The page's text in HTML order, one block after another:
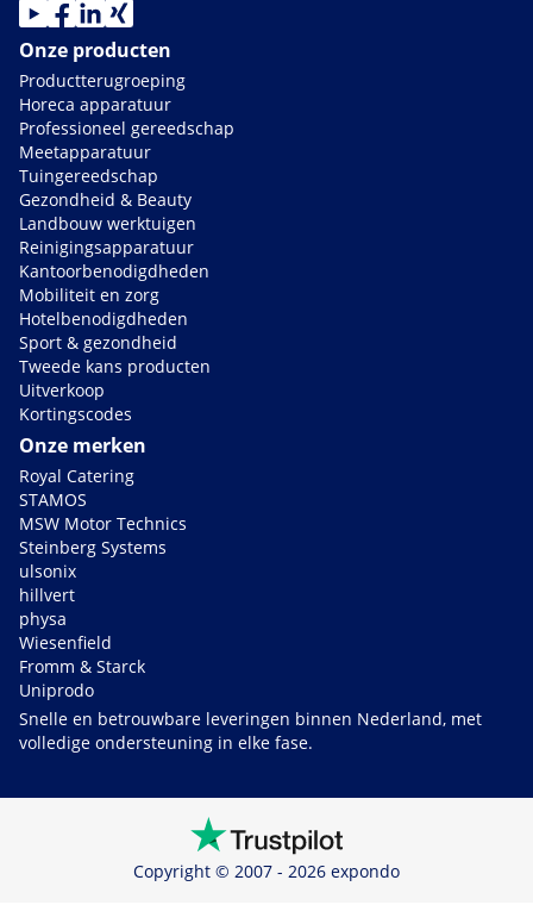
Onze producten
Productterugroeping
Horeca apparatuur
Professioneel gereedschap
Meetapparatuur
Tuingereedschap
Gezondheid & Beauty
Landbouw werktuigen
Reinigingsapparatuur
Kantoorbenodigdheden
Mobiliteit en zorg
Hotelbenodigdheden
Sport & gezondheid
Tweede kans producten
Uitverkoop
Kortingscodes
Onze merken
Royal Catering
STAMOS
MSW Motor Technics
Steinberg Systems
ulsonix
hillvert
physa
Wiesenfield
Fromm & Starck
Uniprodo
Snelle en betrouwbare leveringen binnen Nederland, met
volledige ondersteuning in elke fase.
Copyright © 2007 - 2026 expondo